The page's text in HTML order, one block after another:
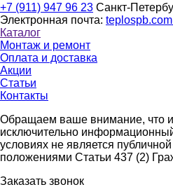
+7 (911) 947 96 23 Санкт-
Электронная почта:
Каталог
Монтаж и ремонт
Оплата и доставка
Акции
Статьи
Контакты
Обращаем ваше внимание, что
исключительно
условиях не является
положениями Статьи 437 (2)
Заказать звонок